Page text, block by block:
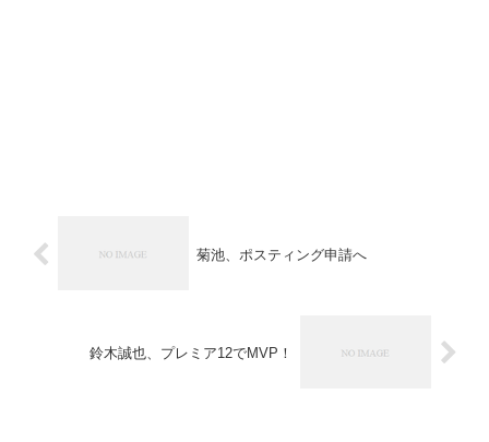
菊池、ポスティング申請へ
鈴木誠也、プレミア12でMVP！